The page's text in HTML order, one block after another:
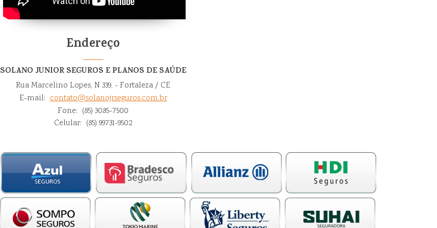
Endereço
SOLANO JUNIOR SEGUROS E PLANOS DE SAÚDE
Rua Marcelino Lopes, N 339, - Fortaleza / CE
E-mail: contato@solanojrseguros.com.br
Fone: (85) 3085-7500
Celular: (85) 99731-9502